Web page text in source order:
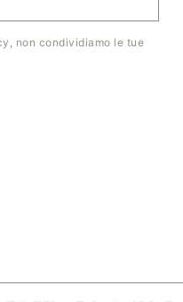
non condividiamo le tue